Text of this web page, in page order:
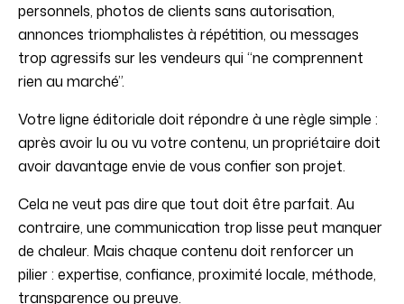
personnels, photos de clients sans autorisation,
annonces triomphalistes à répétition, ou messages
trop agressifs sur les vendeurs qui “ne comprennent
rien au marché”.
Votre ligne éditoriale doit répondre à une règle simple :
après avoir lu ou vu votre contenu, un propriétaire doit
avoir davantage envie de vous confier son projet.
Cela ne veut pas dire que tout doit être parfait. Au
contraire, une communication trop lisse peut manquer
de chaleur. Mais chaque contenu doit renforcer un
pilier : expertise, confiance, proximité locale, méthode,
transparence ou preuve.